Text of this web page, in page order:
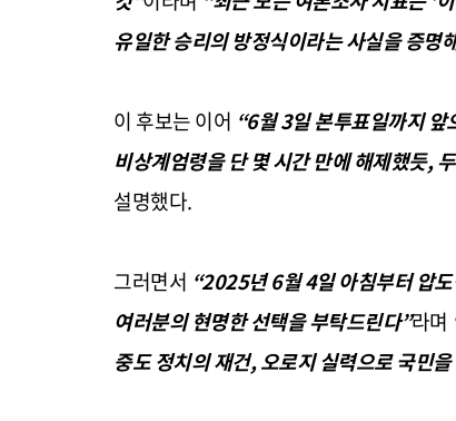
유일한 승리의 방정식이라는 사실을 증명
이 후보는 이어 “6월3일 본투표일까지 앞
비상계엄령을 단 몇 시간 만에 해제했듯,
설명했다.
그러면서 “2025년6월4일 아침부터 압
여러분의 현명한 선택을 부탁드린다”라며
중도 정치의 재건,오로지 실력으로 국민